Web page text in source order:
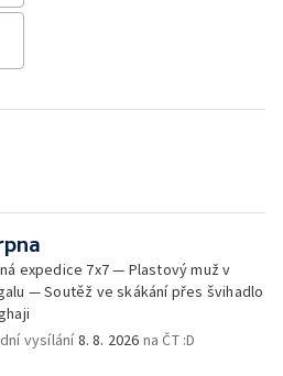
expedice 7x7 — Plastový muž v
— Soutěž ve skákání přes švihadlo
vysílání8. 8. 2026 na ČT :D